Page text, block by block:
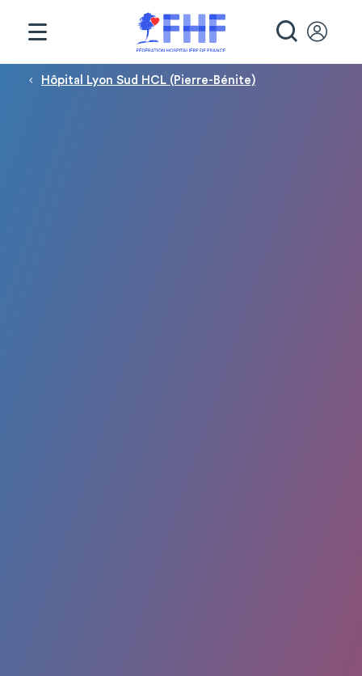
Fil d'Ariane
Hôpital Lyon Sud HCL (Pierre-Bénite)
Panneau de gestion des cookies